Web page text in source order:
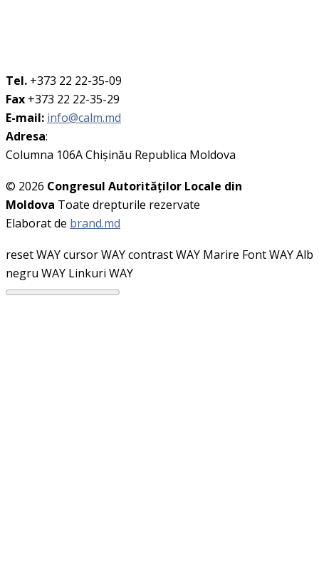
Tel. +373 22 22-35-09
Fax +373 22 22-35-29
E-mail: info@calm.md
Adresa:
Columna 106A Chişinău Republica Moldova
© 2026 Congresul Autorităţilor Locale din
Moldova Toate drepturile rezervate
Elaborat de brand.md
reset WAYcursor WAYcontrast WAY Marire Font WAYAlb
negru WAY Linkuri WAY